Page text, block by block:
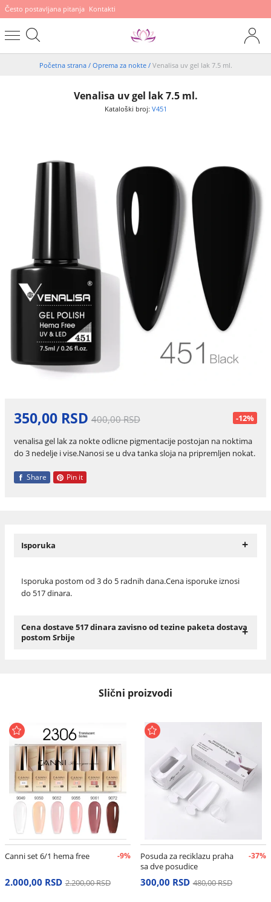
Često postavljana pitanja Kontakti
Početna strana / Oprema za nokte / Venalisa uv gel lak 7.5 ml.
Venalisa uv gel lak 7.5 ml.
Kataloški broj: V451
350,00 RSD 400,00 RSD -12%
venalisa gel lak za nokte odlicne pigmentacije postojan na noktima
do 3 nedelje i vise.Nanosi se u dva tanka sloja na pripremljen nokat.
Share Pin it
Isporuka +
Isporuka postom od 3 do 5 radnih dana.Cena isporuke iznosi
do 517 dinara.
Cena dostave 517 dinara zavisno od tezine paketa dostava
postom Srbije
+
Slični proizvodi
Canni set 6/1 hema free -9%
2.000,00 RSD 2.200,00 RSD
Posuda za reciklazu praha
sa dve posudice
-37%
300,00 RSD 480,00 RSD